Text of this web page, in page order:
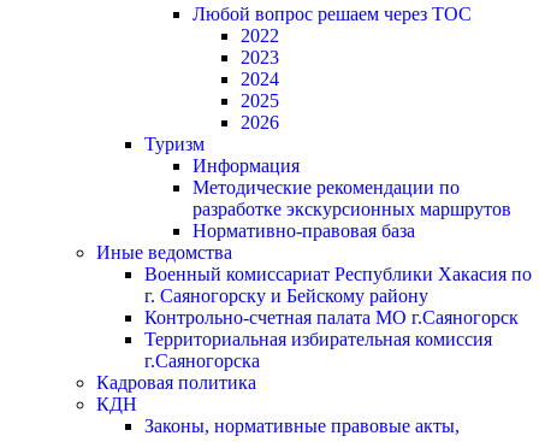
Любой вопрос решаем через ТОС
2022
2023
2024
2025
2026
Туризм
Информация
Методические рекомендации по
разработке экскурсионных маршрутов
Нормативно-правовая база
Иные ведомства
Военный комиссариат Республики Хакасия по
г. Саяногорску и Бейскому району
Контрольно-счетная палата МО г.Саяногорск
Территориальная избирательная комиссия
г.Саяногорска
Кадровая политика
КДН
Законы, нормативные правовые акты,